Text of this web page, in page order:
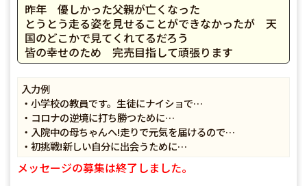
昨年 優しかった父親が亡くなった
とうとう走る姿を見せることができなかったが 天
国のどこかで見てくれてるだろう
皆の幸せのため 完売目指して頑張ります
入力例
・小学校の教員です。生徒にナイショで…
・コロナの逆境に打ち勝つために…
・入院中の母ちゃんへ!走りで元気を届けるので…
・初挑戦!新しい自分に出会うために…
メッセージの募集は終了しました。